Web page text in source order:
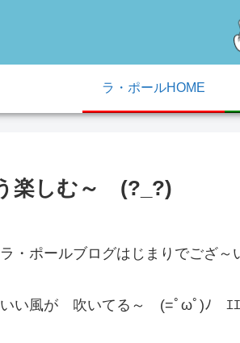
ラ・ポールHOME
楽しむ～ (?_?)
・ポールブログはじまりでござ
いい風が 吹いてる～ (=ﾟωﾟ)ﾉ ｴ